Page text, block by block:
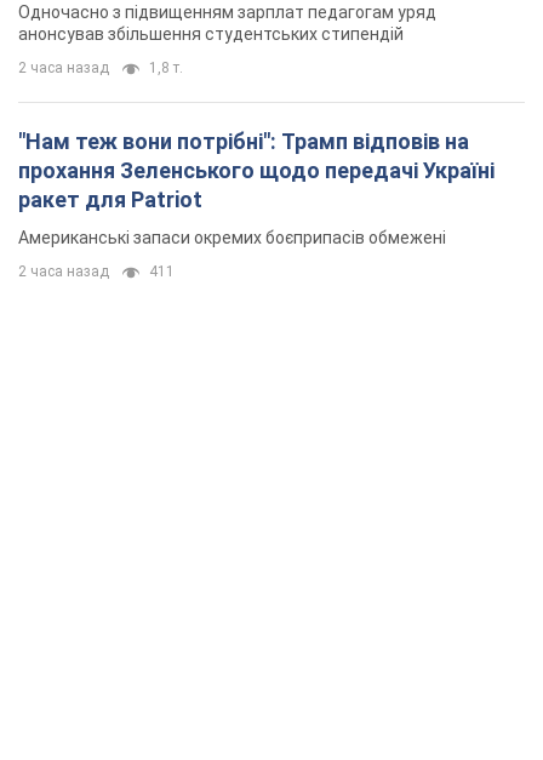
Одночасно з підвищенням зарплат педагогам уряд
анонсував збільшення студентських стипендій
2 часа назад 1,8 т.
"Нам теж вони потрібні": Трамп відповів на
прохання Зеленського щодо передачі Україні
ракет для Patriot
Американські запаси окремих боєприпасів обмежені
2 часа назад 411